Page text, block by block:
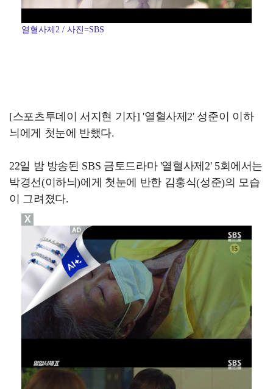
열혈사제2 / 사진=SBS
[스포츠투데이 서지현 기자] '열혈사제2' 성준이 이하
늬에게 첫눈에 반했다.
22일 밤 방송된 SBS 금토드라마 '열혈사제2' 5회에서는
박경선(이하늬)에게 첫눈에 반한 김홍식(성준)의 모습
이 그려졌다.
X